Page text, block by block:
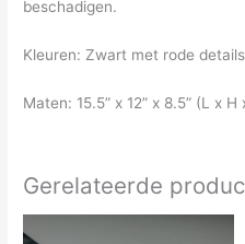
beschadigen.
Kleuren: Zwart met rode
Maten: 15.5” x 12” x 8.5” (L x H
Gerelateerde